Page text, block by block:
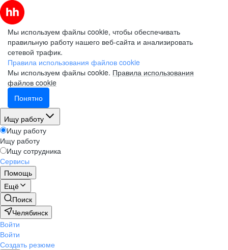
Мы используем файлы cookie, чтобы обеспечивать
правильную работу нашего веб-сайта и анализировать
сетевой трафик.
Правила использования файлов cookie
Мы используем файлы cookie. Правила использования
файлов cookie
Понятно
Ищу работу
Ищу работу
Ищу работу
Ищу сотрудника
Сервисы
Помощь
Ещё
Поиск
Челябинск
Войти
Войти
Создать резюме